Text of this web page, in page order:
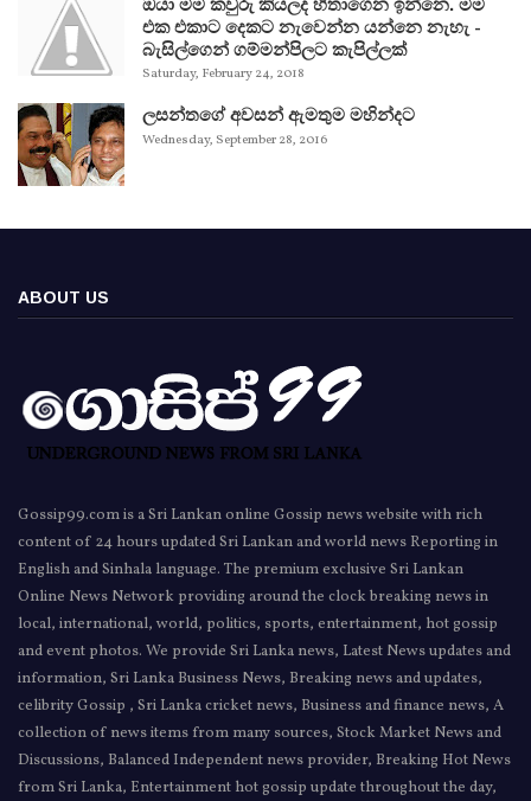
එක එකාට දෙකට නැවෙන්න යන්නෙ නැහැ -
බැසිල්ගෙන් ගම්මන්පිලට කැපිල්ලක්
Saturday, February 24, 2018
ලසන්තගේ අවසන් ඇමතුම මහින්දට
Wednesday, September 28, 2016
ABOUT US
Gossip99.com is a Sri Lankan online Gossip news website with rich
content of 24 hours updated Sri Lankan and world news Reporting in
English and Sinhala language. The premium exclusive Sri Lankan
Online News Network providing around the clock breaking news in
local, international, world, politics, sports, entertainment, hot gossip
and event photos. We provide Sri Lanka news, Latest News updates and
information, Sri Lanka Business News, Breaking news and updates,
celibrity Gossip , Sri Lanka cricket news, Business and finance news, A
collection of news items from many sources, Stock Market News and
Discussions, Balanced Independent news provider, Breaking Hot News
from Sri Lanka, Entertainment hot gossip update throughout the day,